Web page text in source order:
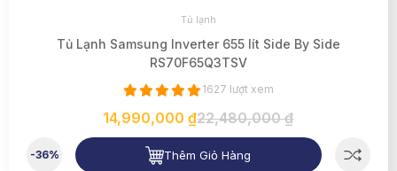
Tủ lạnh
Tủ Lạnh Samsung Inverter 655 lít Side By Side
RS70F65Q3TSV
1627 lượt xem
14,990,000 ₫22,480,000 ₫
-36% Thêm Giỏ Hàng